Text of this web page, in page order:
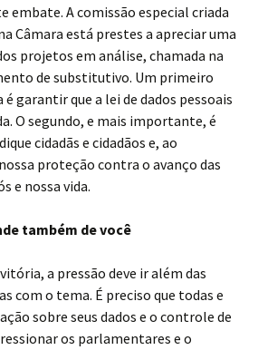
embate. A comissão especial criada
Câmara está prestes a apreciar uma
projetos em análise, chamada na
de substitutivo. Um primeiro
garantir que a lei de dados pessoais
O segundo, e mais importante, é
cidadãs e cidadãos e, ao
proteção contra o avanço das
e nossa vida.
também de você
a pressão deve ir além das
com o tema. É preciso que todas e
sobre seus dados e o controle de
os parlamentares e o